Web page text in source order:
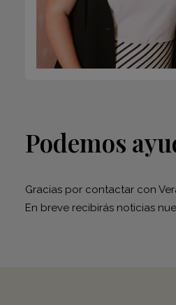
Podemos
Gracias por contactar con
En breve recibirás noticias